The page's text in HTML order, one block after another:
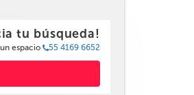
tu búsqueda!
espacio 55 4169 6652